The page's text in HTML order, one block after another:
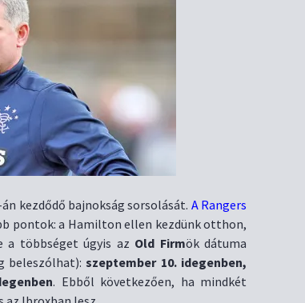
kezdődő bajnokság sorsolását. A Rangers
pontok: a Hamilton ellen kezdünk otthon,
a többséget úgyis az Old Firmök dátuma
beleszólhat):szeptember 10. idegenben,
. Ebből következően, ha mindkét